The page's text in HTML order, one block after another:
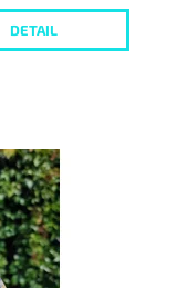
DETAIL